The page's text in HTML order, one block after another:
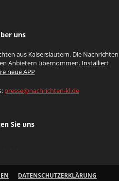
uns
aus Kaiserslautern. Die Nachrichten
Anbietern übernommen. Installiert
neue APP
presse@nachrichten-kl.de
Sie uns
DATENSCHUTZERKLÄRUNG